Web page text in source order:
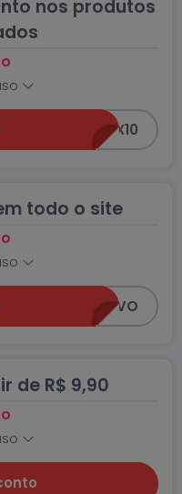
nos produtos
ZANOX10
todo o site
QUERODENOVO
de R$ 9,90